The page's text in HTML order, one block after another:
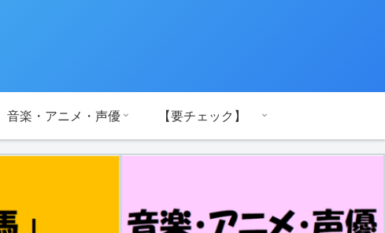
音楽・アニメ・声優 【要チェック】